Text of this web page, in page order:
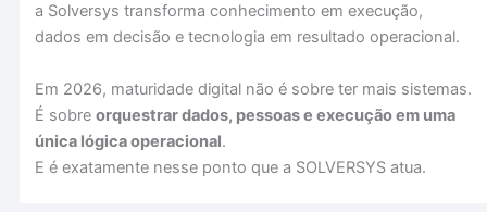
a Solversys transforma conhecimento em execução,
dados em decisão e tecnologia em resultado operacional.
Em 2026, maturidade digital não é sobre ter mais sistemas.
É sobreorquestrar dados, pessoas e execução em uma
única lógica operacional.
E é exatamente nesse ponto que a SOLVERSYS atua.